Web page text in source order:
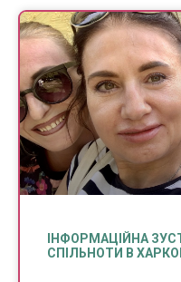
ІНФОРМАЦІЙНА
СПІЛЬНОТИ В